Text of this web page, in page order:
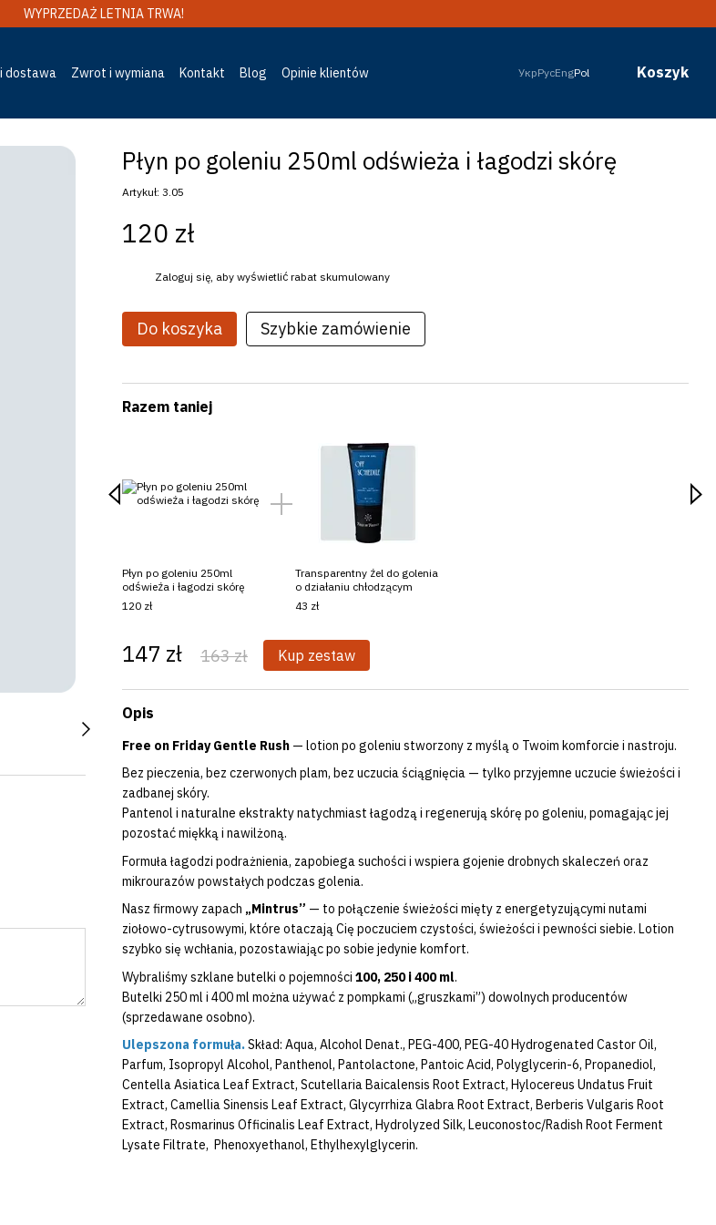
WYPRZEDAŻ LETNIA TRWA!
dostawa Zwrot i wymiana Kontakt Blog Opinie klientów УкрРусEngPol Koszyk
Płyn po goleniu 250ml odświeża i łagodzi skórę
Artykuł: 3.05
120 zł
Zaloguj się , aby wyświetlić rabat skumulowany
Do koszyka Szybkie zamówienie
Razem taniej
Płyn po goleniu 250ml
odświeża i łagodzi skórę
120 zł
Transparentny żel do golenia
o działaniu chłodzącym
43 zł
147 zł 163 zł Kup zestaw
Opis
Free on Friday Gentle Rush — lotion po goleniu stworzony z myślą o Twoim komforcie i nastroju.
Bez pieczenia, bez czerwonych plam, bez uczucia ściągnięcia — tylko przyjemne uczucie świeżości i
zadbanej skóry.
Pantenol i naturalne ekstrakty natychmiast łagodzą i regenerują skórę po goleniu, pomagając jej
pozostać miękką i nawilżoną.
Formuła łagodzi podrażnienia, zapobiega suchości i wspiera gojenie drobnych skaleczeń oraz
mikrourazów powstałych podczas golenia.
Nasz firmowy zapach „Mintrus” — to połączenie świeżości mięty z energetyzującymi nutami
ziołowo-cytrusowymi, które otaczają Cię poczuciem czystości, świeżości i pewności siebie. Lotion
szybko się wchłania, pozostawiając po sobie jedynie komfort.
Wybraliśmy szklane butelki o pojemności 100, 250 i 400 ml.
Butelki 250 ml i 400 ml można używać z pompkami („gruszkami”) dowolnych producentów
(sprzedawane osobno).
Ulepszona formuła.Skład: Aqua, Alcohol Denat., PEG-400, PEG-40 Hydrogenated Castor Oil,
Parfum, Isopropyl Alcohol, Panthenol, Pantolactone, Pantoic Acid, Polyglycerin-6, Propanediol,
Centella Asiatica Leaf Extract, Scutellaria Baicalensis Root Extract, Hylocereus Undatus Fruit
Extract, Camellia Sinensis Leaf Extract, Glycyrrhiza Glabra Root Extract, Berberis Vulgaris Root
Extract, Rosmarinus Officinalis Leaf Extract, Hydrolyzed Silk, Leuconostoc/Radish Root Ferment
Lysate Filtrate, Phenoxyethanol, Ethylhexylglycerin.